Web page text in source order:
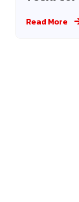
Read More